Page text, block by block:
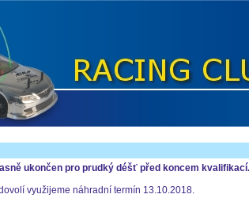
ukončen pro prudký déšť před koncem kvalifikací.
využijeme náhradní termín 13.10.2018.